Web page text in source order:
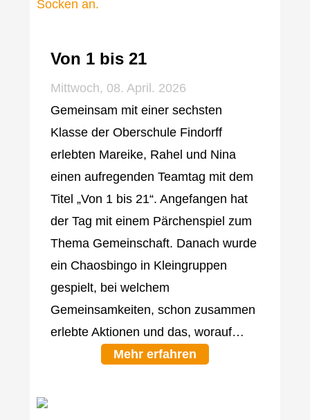
Von 1 bis 21
Mittwoch, 08. April. 2026
Gemeinsam mit einer sechsten
Klasse der Oberschule Findorff
erlebten Mareike, Rahel und Nina
einen aufregenden Teamtag mit dem
Titel „Von 1 bis 21“. Angefangen hat
der Tag mit einem Pärchenspiel zum
Thema Gemeinschaft. Danach wurde
ein Chaosbingo in Kleingruppen
gespielt, bei welchem
Gemeinsamkeiten, schon zusammen
erlebte Aktionen und das, worauf…
Mehr erfahren